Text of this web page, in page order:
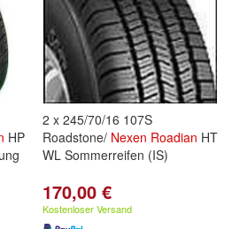
HP
2 x 245/70/16 107S
Roadstone/ Nexen Roadian HT
WL Sommerreifen (IS)
170,00 €
Kostenloser Versand